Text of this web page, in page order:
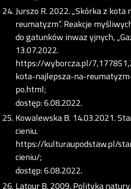
Jurszo R. 2022. „Skórka z kota
reumatyzm”. Reakcje
do gatunków inwaz yjnych,
13.07.2022.
https://wyborcza.pl/
kota-najlepsza-na-
po.html;
dostęp: 6.08.2022.
Kowalewska B. 14.03.2021.
cieniu.
https://kulturaupodstaw.pl/
cieniu/;
dostęp: 6.08.2022.
Latour B. 2009. Polityka